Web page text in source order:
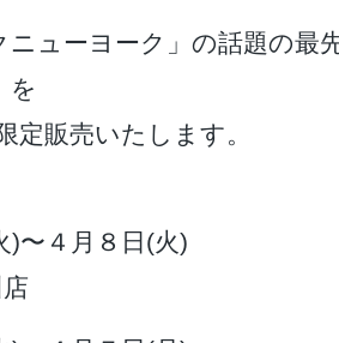
ニューヨーク」の話題の最
を
定販売いたします。
)〜４月８日(火)